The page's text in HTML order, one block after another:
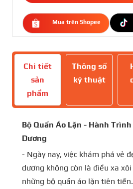
Mua trên Shopee
Chi tiết
sản
phẩm
Thông số
kỹ thuật
Bộ Quần Áo Lặn - Hành
Dương
- Ngày nay, việc khám phá vẻ
dương không còn là điều xa
những bộ quần áo lặn tiên